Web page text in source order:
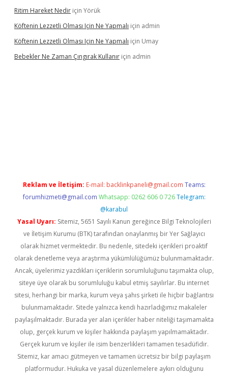
Ritim Hareket Nedir için Yörük
Köftenin Lezzetli Olması Için Ne Yapmalı için admin
Köftenin Lezzetli Olması Için Ne Yapmalı için Umay
Bebekler Ne Zaman Çıngırak Kullanır için admin
Reklam ve İletişim: E-mail: backlinkpaneli@gmail.com Teams:
forumhizmeti@gmail.com Whatsapp: 0262 606 0 726 Telegram:
@karabul
Yasal Uyarı: Sitemiz, 5651 Sayılı Kanun gereğince Bilgi Teknolojileri
ve İletişim Kurumu (BTK) tarafından onaylanmış bir Yer Sağlayıcı
olarak hizmet vermektedir. Bu nedenle, sitedeki içerikleri proaktif
olarak denetleme veya araştırma yükümlülüğümüz bulunmamaktadır.
Ancak, üyelerimiz yazdıkları içeriklerin sorumluluğunu taşımakta olup,
siteye üye olarak bu sorumluluğu kabul etmiş sayılırlar. Bu internet
sitesi, herhangi bir marka, kurum veya şahıs şirketi ile hiçbir bağlantısı
bulunmamaktadır. Sitede yalnızca kendi hazırladığımız makaleler
paylaşılmaktadır. Burada yer alan içerikler haber niteliği taşımamakta
olup, gerçek kurum ve kişiler hakkında paylaşım yapılmamaktadır.
Gerçek kurum ve kişiler ile isim benzerlikleri tamamen tesadüfidir.
Sitemiz, kar amacı gütmeyen ve tamamen ücretsiz bir bilgi paylaşım
platformudur. Hukuka ve yasal düzenlemelere aykırı olduğunu